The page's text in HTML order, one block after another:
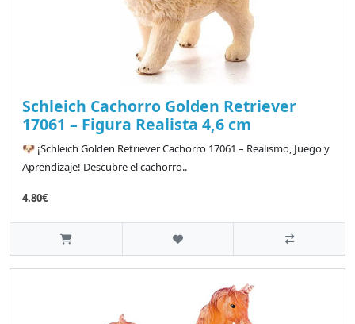
Schleich Cachorro Golden Retriever
17061 – Figura Realista 4,6 cm
🐶 ¡Schleich Golden Retriever Cachorro 17061 – Realismo, Juego y
Aprendizaje! Descubre el cachorro..
4.80€